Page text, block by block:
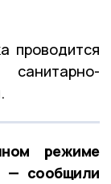
проводится
режиме
— сообщили